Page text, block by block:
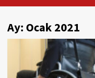
Ay: Ocak 2021